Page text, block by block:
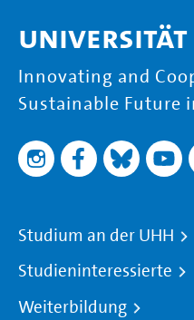
Innovating and
Sustainable Future
Studium an der UHH
Studieninteressierte
Weiterbildung